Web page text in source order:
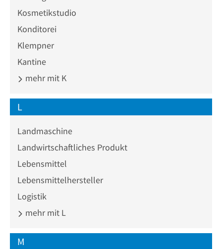
Kosmetikstudio
Konditorei
Klempner
Kantine
mehr mit K
L
Landmaschine
Landwirtschaftliches Produkt
Lebensmittel
Lebensmittelhersteller
Logistik
mehr mit L
M